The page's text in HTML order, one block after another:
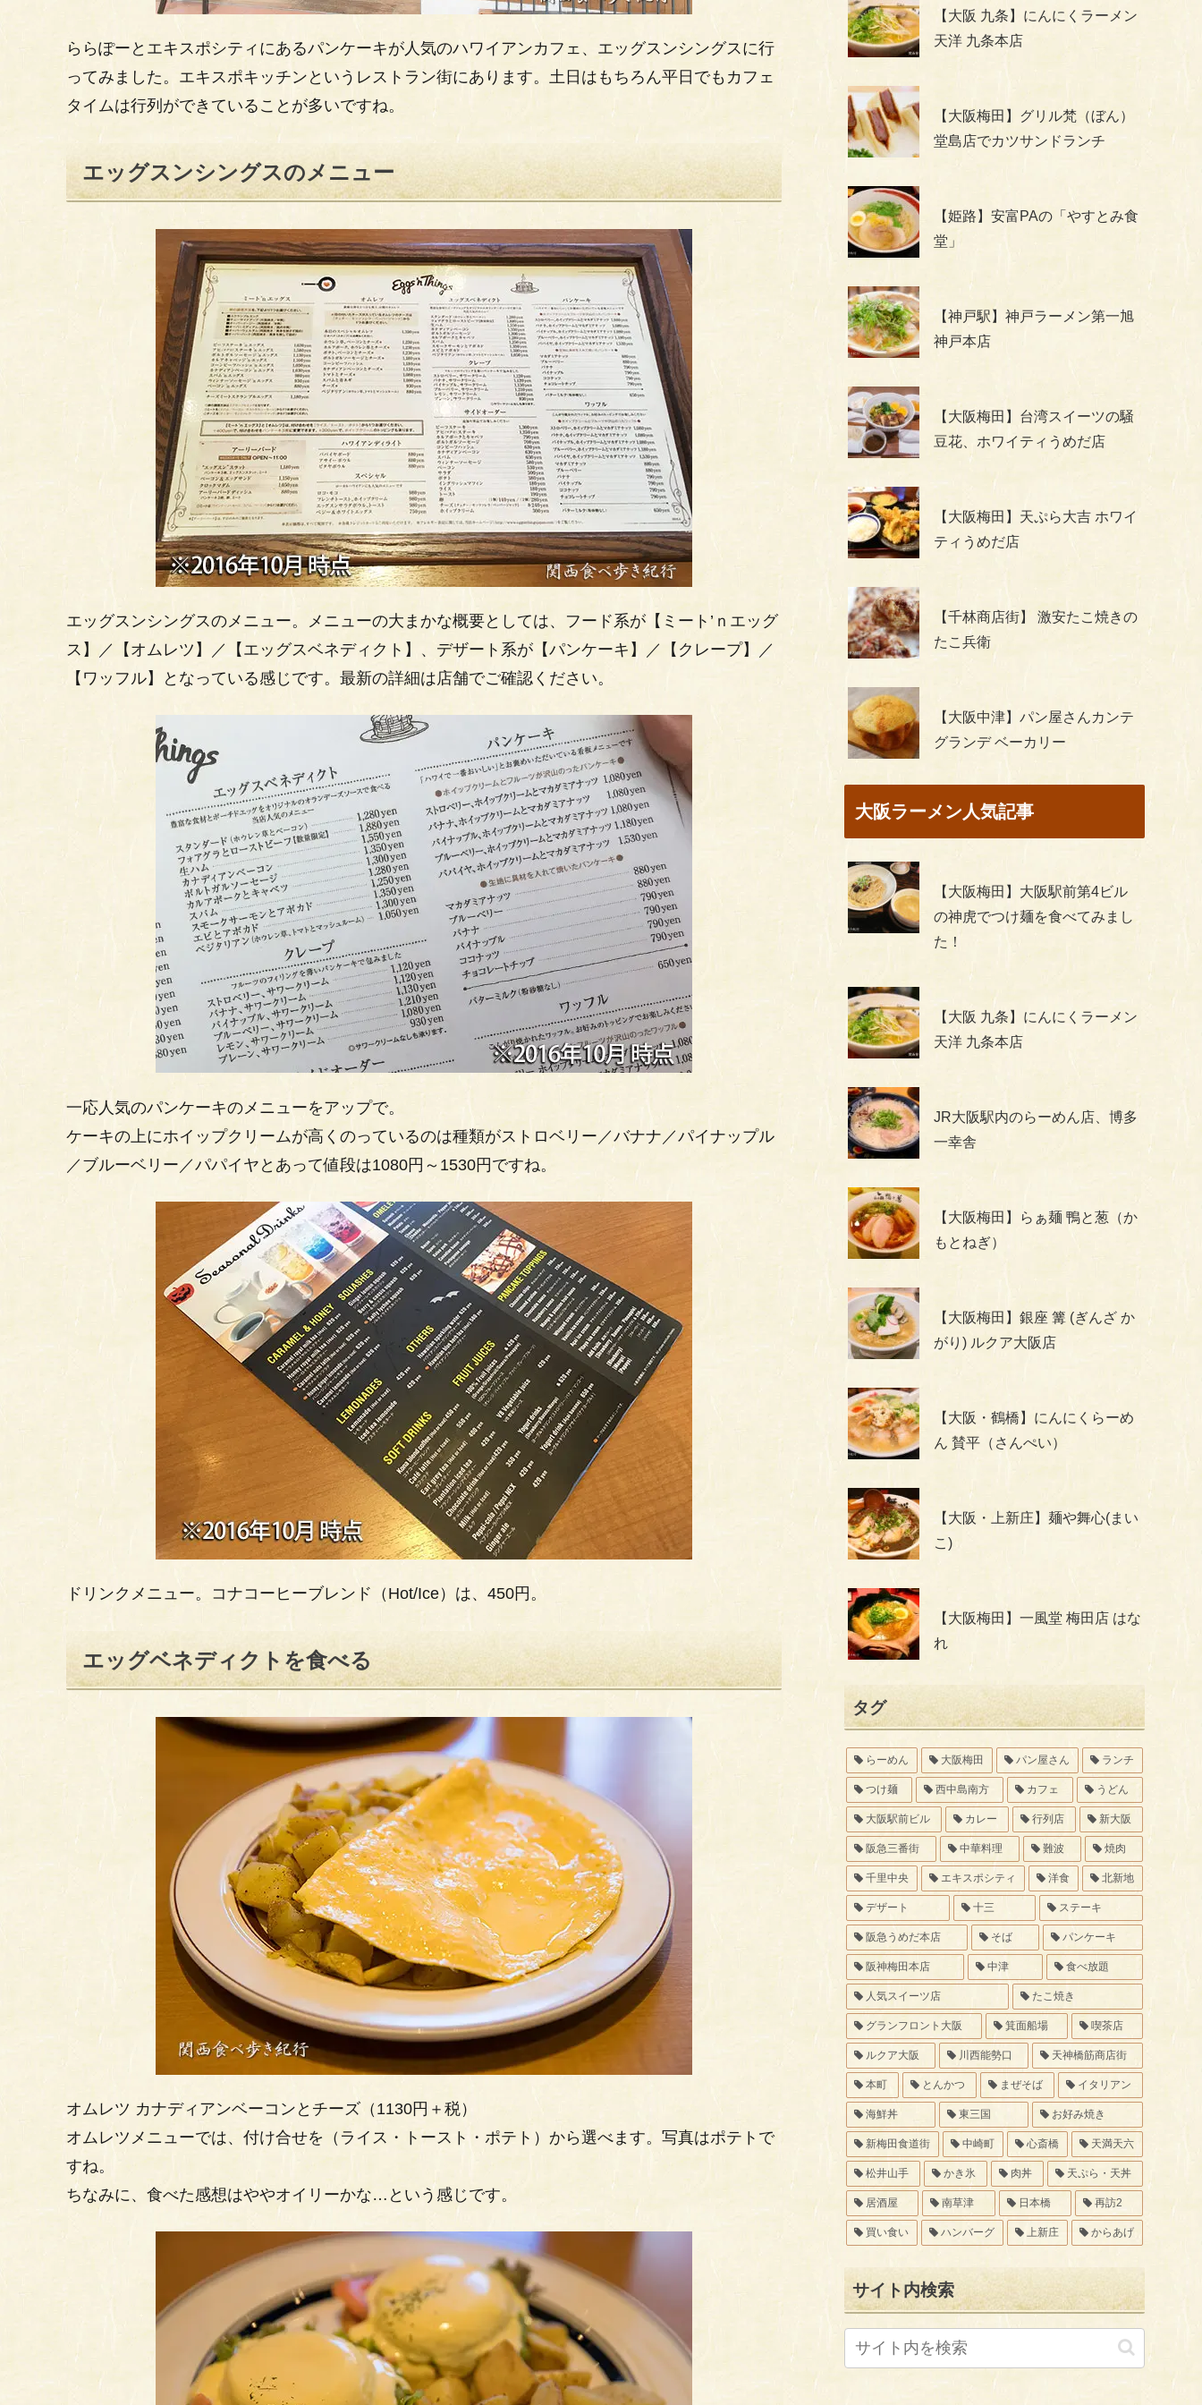
ららぽーとエキスポシティにあるパンケーキが人気のハワイアンカフェ、エッグスンシングスに行
ってみました。エキスポキッチンというレストラン街にあります。土日はもちろん平日でもカフェ
タイムは行列ができていることが多いですね。
エッグスンシングスのメニュー
エッグスンシングスのメニュー。メニューの大まかな概要としては、フード系が【ミート’ｎエッグ
ス】／【オムレツ】／【エッグスベネディクト】、デザート系が【パンケーキ】／【クレープ】／
【ワッフル】となっている感じです。最新の詳細は店舗でご確認ください。
一応人気のパンケーキのメニューをアップで。
ケーキの上にホイップクリームが高くのっているのは種類がストロベリー／バナナ／パイナップル
／ブルーベリー／パパイヤとあって値段は1080円～1530円ですね。
ドリンクメニュー。コナコーヒーブレンド（Hot/Ice）は、450円。
エッグベネディクトを食べる
オムレツ カナディアンベーコンとチーズ（1130円＋税）
オムレツメニューでは、付け合せを（ライス・トースト・ポテト）から選べます。写真はポテトで
すね。
ちなみに、食べた感想はややオイリーかな…という感じです。
【大阪 九条】にんにくラーメン
天洋 九条本店
【大阪梅田】グリル梵（ぼん）
堂島店でカツサンドランチ
【姫路】安富PAの「やすとみ食
堂」
【神戸駅】神戸ラーメン第一旭
神戸本店
【大阪梅田】台湾スイーツの騒
豆花、ホワイティうめだ店
【大阪梅田】天ぷら大吉 ホワイ
ティうめだ店
【千林商店街】 激安たこ焼きの
たこ兵衛
【大阪中津】パン屋さんカンテ
グランデ ベーカリー
大阪ラーメン人気記事
【大阪梅田】大阪駅前第4ビル
の神虎でつけ麺を食べてみまし
た！
【大阪 九条】にんにくラーメン
天洋 九条本店
JR大阪駅内のらーめん店、博多
一幸舎
【大阪梅田】らぁ麺 鴨と葱（か
もとねぎ）
【大阪梅田】銀座 篝 (ぎんざ か
がり) ルクア大阪店
【大阪・鶴橋】にんにくらーめ
ん 賛平（さんぺい）
【大阪・上新庄】麺や舞心(まい
こ)
【大阪梅田】一風堂 梅田店 はな
れ
タグ
らーめん 大阪梅田 パン屋さん ランチ
つけ麺 西中島南方 カフェ うどん
大阪駅前ビル カレー 行列店 新大阪
阪急三番街 中華料理 難波 焼肉
千里中央 エキスポシティ 洋食 北新地
デザート 十三 ステーキ
阪急うめだ本店 そば パンケーキ
阪神梅田本店 中津 食べ放題
人気スイーツ店 たこ焼き
グランフロント大阪 箕面船場 喫茶店
ルクア大阪 川西能勢口 天神橋筋商店街
本町 とんかつ まぜそば イタリアン
海鮮丼 東三国 お好み焼き
新梅田食道街 中崎町 心斎橋 天満天六
松井山手 かき氷 肉丼 天ぷら・天丼
居酒屋 南草津 日本橋 再訪2
買い食い ハンバーグ 上新庄 からあげ
サイト内検索